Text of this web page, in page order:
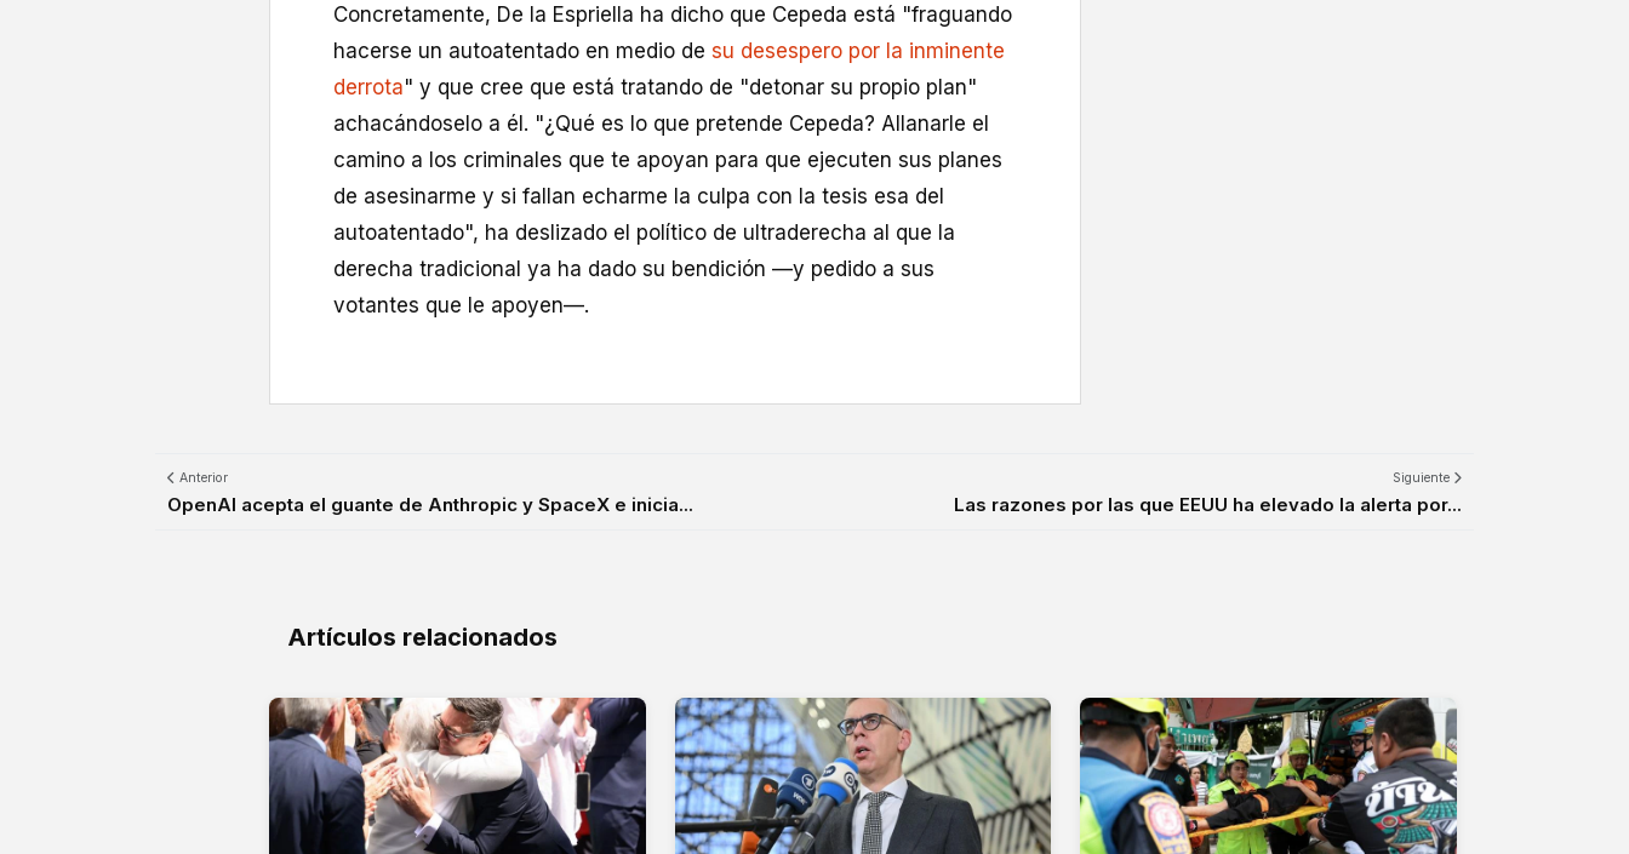
Concretamente, De la Espriella ha dicho que Cepeda está "fraguando
hacerse un autoatentado en medio de su desespero por la inminente
derrota" y que cree que está tratando de "detonar su propio plan"
achacándoselo a él. "¿Qué es lo que pretende Cepeda? Allanarle el
camino a los criminales que te apoyan para que ejecuten sus planes
de asesinarme y si fallan echarme la culpa con la tesis esa del
autoatentado", ha deslizado el político de ultraderecha al que la
derecha tradicional ya ha dado su bendición —y pedido a sus
votantes que le apoyen—.
Anterior
OpenAI acepta el guante de Anthropic y SpaceX e inicia...
Siguiente
Las razones por las que EEUU ha elevado la alerta por...
Artículos relacionados